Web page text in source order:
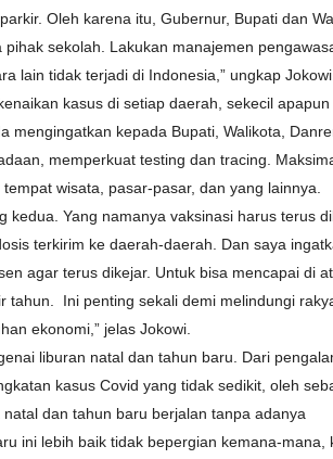
Oleh karena itu, Gubernur, Bupati dan
sekolah. Lakukan manajemen
lain tidak terjadi di Indonesia,” ungkap Jokowi.
kasus di setiap daerah, sekecil
kepada Bupati, Walikota,
memperkuat testing dan tracing.
wisata, pasar-pasar, dan yang lainnya.
kedua. Yang namanya vaksinasi harus terus
terkirim ke daerah-daerah. Dan saya
agar terus dikejar. Untuk bisa mencapai di
tahun. Ini penting sekali demi melindungi
ekonomi,” jelas Jokowi.
liburan natal dan tahun baru. Dari
kasus Covid yang tidak sedikit, oleh
dan tahun baru berjalan tanpa adanya
ini lebih baik tidak bepergian kemana-mana,